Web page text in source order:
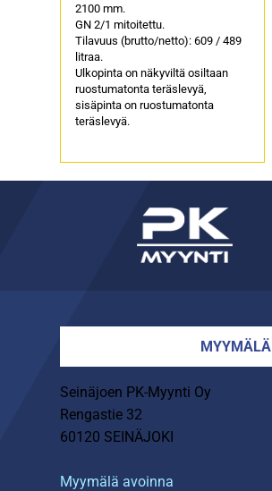
2100 mm.
GN 2/1 mitoitettu.
Tilavuus (brutto/netto): 609 / 489
litraa.
Ulkopinta on näkyviltä osiltaan
ruostumatonta teräslevyä,
sisäpinta on ruostumatonta
teräslevyä.
MYYMÄLÄ
Seinäjoen PK-Myynti Oy
Rengastie 32
60120 SEINÄJOKI
Myymälä avoinna